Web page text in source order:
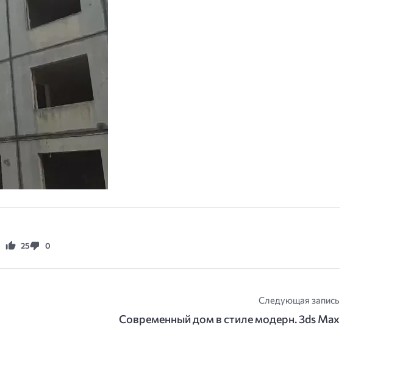
25 0
Следующая запись
Современный дом в стиле модерн. 3ds Max